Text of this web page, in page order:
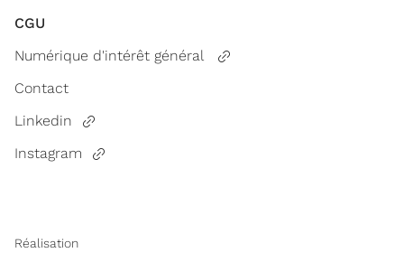
CGU
Numérique d'intérêt général
Contact
Linkedin
Instagram
Réalisation